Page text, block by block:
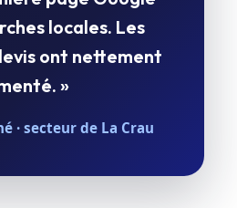
locales. Les
ont nettement
»
· secteur de La Crau